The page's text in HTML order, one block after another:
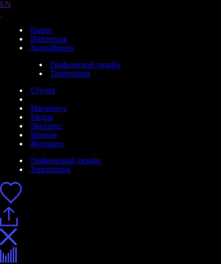
EN
Новое
Инвентарь
Задизайнено
Графический дизайн
Территория
Студия
Магазинус
Медиа
Экспресс
Иронов
Журналус
Графический дизайн
Территория